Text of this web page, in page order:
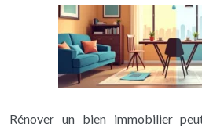
Rénover un bien immobilier